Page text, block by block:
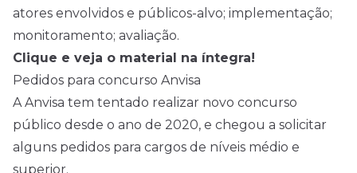
atores envolvidos e públicos-alvo; implementação;
monitoramento; avaliação.
Clique e veja o material na íntegra!
Pedidos para concurso Anvisa
A Anvisa tem tentado realizar novo concurso
público desde o ano de 2020, e chegou a solicitar
alguns pedidos para cargos de níveis médio e
superior.